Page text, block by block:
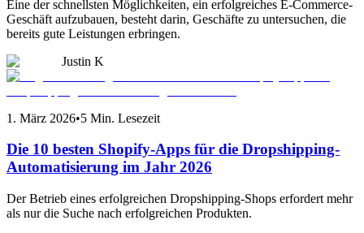
Eine der schnellsten Möglichkeiten, ein erfolgreiches E-Commerce-
Geschäft aufzubauen, besteht darin, Geschäfte zu untersuchen, die
bereits gute Leistungen erbringen.
Justin K
1. März 2026•5 Min. Lesezeit
Die 10 besten Shopify-Apps für die Dropshipping-
Automatisierung im Jahr 2026
Der Betrieb eines erfolgreichen Dropshipping-Shops erfordert mehr
als nur die Suche nach erfolgreichen Produkten.